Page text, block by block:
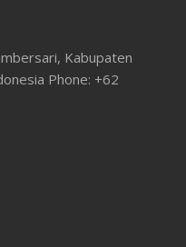
Kabupaten
Phone: +62